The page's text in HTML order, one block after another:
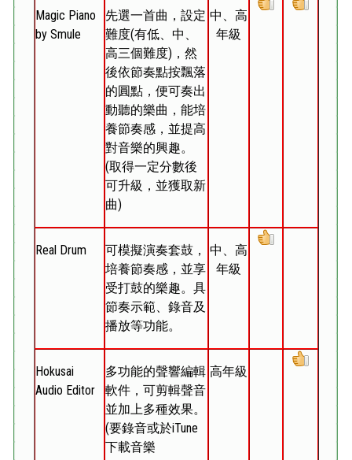
Magic Piano
by Smule
先選一首曲，設定
難度(有低、中、
高三個難度)，然
後依節奏點按飄落
的圓點，便可奏出
動聽的樂曲，能培
養節奏感，並提高
對音樂的興趣。
(取得一定分數後
可升級，並獲取新
曲)
中、高
年級
Real Drum
可模擬演奏套鼓，
培養節奏感，並享
受打鼓的樂趣。具
節奏示範、錄音及
播放等功能。
中、高
年級
Hokusai
Audio Editor
多功能的聲響編輯
軟件，可剪輯聲音
並加上多種效果。
(要錄音或於iTune
下載音樂
高年級